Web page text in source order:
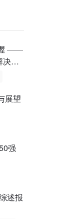
业
——
决方
新
展望
强
述报